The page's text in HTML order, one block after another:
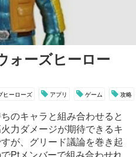
ォーズヒーロー
ヒーローズ アプリ ゲーム 攻略
のキャラと組み合わせると
力ダメージが期待できるキ
が、グリード議論を巻き起